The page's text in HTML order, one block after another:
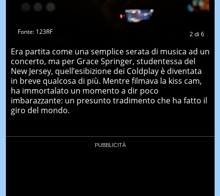
2di 6
Fonte: 123RF
Era partita come una semplice serata di musica ad un
concerto, ma per Grace Springer, studentessa del
New Jersey, quell’esibizione dei Coldplay è diventata
in breve qualcosa di più. Mentre filmava la kiss cam,
ha immortalato un momento a dir poco
imbarazzante: un presunto tradimento che ha fatto il
giro del mondo.